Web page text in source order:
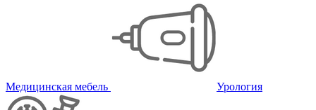
Медицинская мебель Урология